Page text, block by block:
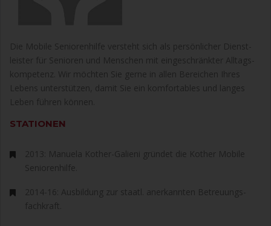
Die Mobile Seniorenhilfe versteht sich als persönlicher Dienst­
leister für Senioren und Menschen mit einge­schränkter Alltags­
kompetenz. Wir möchten Sie gerne in allen Bereichen Ihres
Lebens unter­stützen, damit Sie ein komfortables und langes
Leben führen können.
STATIONEN
2013: Manuela Kother-Galieni gründet die Kother Mobile
Seniorenhilfe.
2014-16: Ausbildung zur staatl. aner­kannten Betreuungs­
fachkraft.